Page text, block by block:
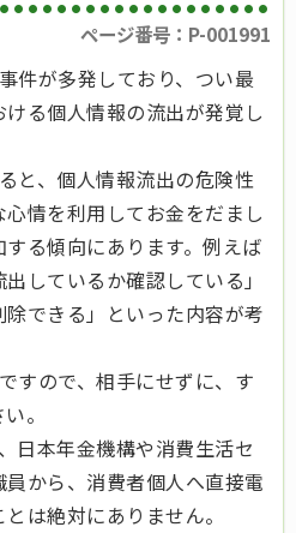
ページ番号：P-001991
件が多発しており、つい最
る個人情報の流出が発覚し
と、個人情報流出の危険性
情を利用してお金をだまし
る傾向にあります。例えば
しているか確認している」
除できる」といった内容が考
すので、相手にせずに、す
。
日本年金機構や消費生活セ
から、消費者個人へ直接電
は絶対にありません。